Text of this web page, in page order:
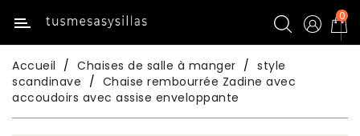
Catégorie
Inicio
Tables
0
Accueil Chaises de salle à manger
style
scandinave
Chaise rembourrée Zadine avec
accoudoirs avec assise enveloppante